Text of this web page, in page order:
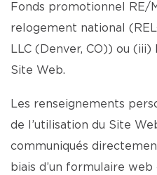
Fonds promotionnel RE/
relogement national
LLC (Denver, CO)) ou
Site Web.
Les renseignements
de l’utilisation du Site
communiqués
biais d’un formulaire web